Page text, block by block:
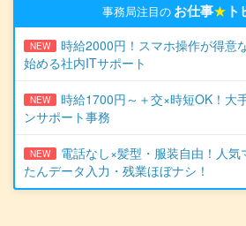
事務局注目の お仕事★
NEW
時給2000円！スマホ操作が得意
始める社内ITサポート
NEW
時給1700円～＋交×時短OK！大
ンサポート事務
NEW
電話なし×髪型・服装自由！人気
たんデータ入力・残業ほぼナシ！